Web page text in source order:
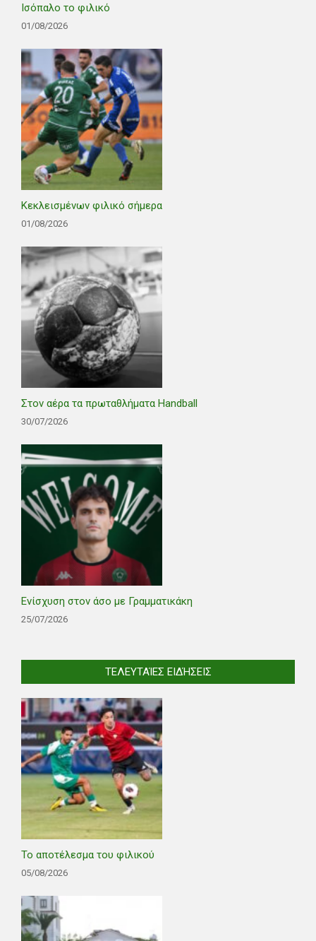
Ισόπαλο το φιλικό
01/08/2026
Κεκλεισμένων φιλικό σήμερα
01/08/2026
Στον αέρα τα πρωταθλήματα Handball
30/07/2026
Ενίσχυση στον άσο με Γραμματικάκη
25/07/2026
ΤΕΛΕΥΤΑΊΕΣ ΕΙΔΉΣΕΙΣ
Το αποτέλεσμα του φιλικού
05/08/2026